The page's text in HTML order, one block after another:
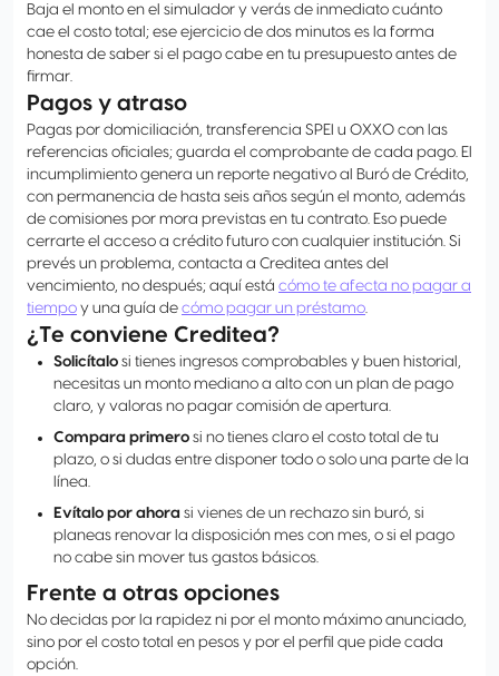
Baja el monto en el simulador y verás de inmediato cuánto
cae el costo total; ese ejercicio de dos minutos es la forma
honesta de saber si el pago cabe en tu presupuesto antes de
firmar.
Pagos y atraso
Pagas por domiciliación, transferencia SPEI u OXXO con las
referencias oficiales; guarda el comprobante de cada pago. El
incumplimiento genera un reporte negativo al Buró de Crédito,
con permanencia de hasta seis años según el monto, además
de comisiones por mora previstas en tu contrato. Eso puede
cerrarte el acceso a crédito futuro con cualquier institución. Si
prevés un problema, contacta a Creditea antes del
vencimiento, no después; aquí está cómo te afecta no pagar a
tiempo y una guía de cómo pagar un préstamo.
¿Te conviene Creditea?
Solicítalo si tienes ingresos comprobables y buen historial,
necesitas un monto mediano a alto con un plan de pago
claro, y valoras no pagar comisión de apertura.
Compara primero si no tienes claro el costo total de tu
plazo, o si dudas entre disponer todo o solo una parte de la
línea.
Evítalo por ahora si vienes de un rechazo sin buró, si
planeas renovar la disposición mes con mes, o si el pago
no cabe sin mover tus gastos básicos.
Frente a otras opciones
No decidas por la rapidez ni por el monto máximo anunciado,
sino por el costo total en pesos y por el perfil que pide cada
opción.